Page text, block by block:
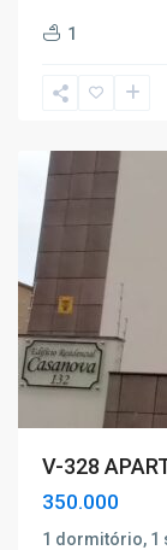
1
Nova
de
V-328
350.000
1 dormitório, 1